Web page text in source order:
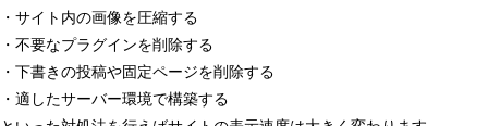
・サイト内の画像を圧縮する
・不要なプラグインを削除する
・下書きの投稿や固定ページを削除する
・適したサーバー環境で構築する